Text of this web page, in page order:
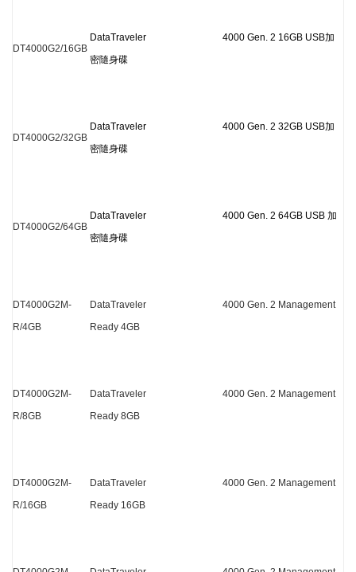
DT4000G2/16GB
DataTraveler 4000 Gen. 2 16GB USB加
密隨身碟
DT4000G2/32GB
DataTraveler 4000 Gen. 2 32GB USB加
密隨身碟
DT4000G2/64GB
DataTraveler 4000 Gen. 2 64GB USB 加
密隨身碟
DT4000G2M-
R/4GB
DataTraveler 4000 Gen. 2 Management
Ready 4GB
DT4000G2M-
R/8GB
DataTraveler 4000 Gen. 2 Management
Ready 8GB
DT4000G2M-
R/16GB
DataTraveler 4000 Gen. 2 Management
Ready 16GB